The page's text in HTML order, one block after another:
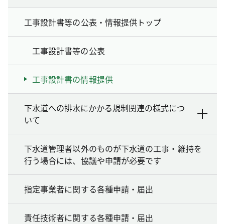
工事設計書等の公表・情報提供トップ
工事設計書等の公表
工事設計書の情報提供
下水道への排水にかかる規制関連の様式につ
いて
下水道管理者以外のものが下水道の工事・維持を
行う場合には、協議や申請が必要です
指定事業者に関する各種申請・届出
責任技術者に関する各種申請・届出